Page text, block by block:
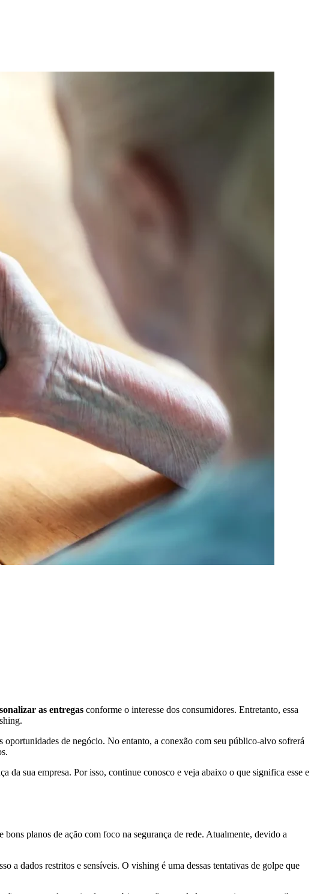
as entregas conforme o interesse dos consumidores. Entretanto, essa
oportunidades de negócio. No entanto, a conexão com seu público-alvo sofrerá
da sua empresa. Por isso, continue conosco e veja abaixo o que significa esse e
planos de ação com foco na segurança de rede. Atualmente, devido a
a dados restritos e sensíveis. O vishing é uma dessas tentativas de golpe que